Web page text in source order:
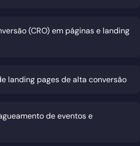
(CRO) em páginas e landing
landing pages de alta conversão
de eventos e